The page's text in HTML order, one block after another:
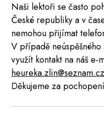
Naši lektoři se často
České republiky a v
nemohou přijímat
V případě
využít kontakt na náš e-
heureka.zlin@seznam.cz
Děkujeme za